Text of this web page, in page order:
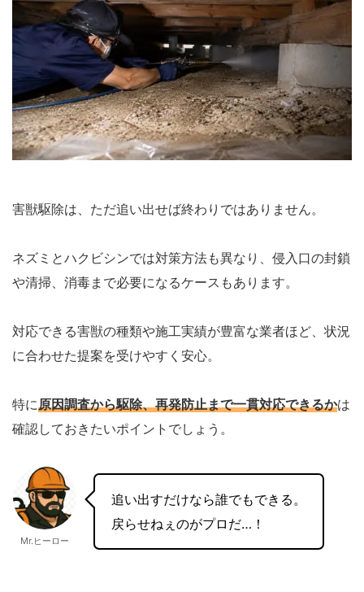
害獣駆除は、ただ追い出せば終わりではありません。
ネズミとハクビシンでは対策方法も異なり、侵入口の封鎖
や清掃、消毒まで必要になるケースもあります。
対応できる害獣の種類や施工実績が豊富な業者ほど、状況
に合わせた提案を受けやすく安心。
特に原因調査から駆除、再発防止まで一貫対応できるかは
確認しておきたいポイントでしょう。
Mr.ヒーロー
追い出すだけなら誰でもできる。
戻らせねぇのがプロだ…！